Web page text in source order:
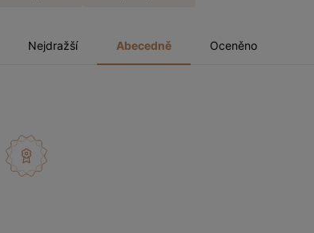
Nejdražší Abecedně Oceněno